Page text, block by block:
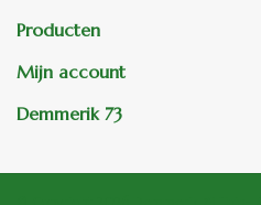
Producten
Mijn account
Demmerik 73